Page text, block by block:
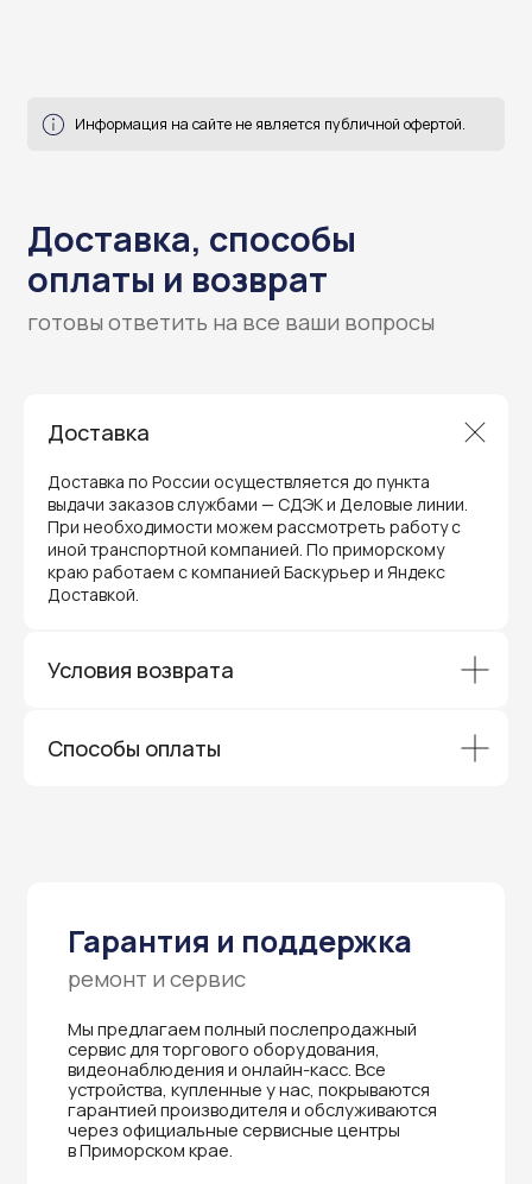
Доставка
Доставка по России осуществляется до пункта
выдачи заказов службами — СДЭК и Деловые линии.
При необходимости можем рассмотреть работу с
иной транспортной компанией. По приморскому
краю работаем с компанией Баскурьер и Яндекс
Доставкой.
Условия возврата
Способы оплаты
Мы предлагаем полный послепродажный
сервис для торгового оборудования,
видеонаблюдения и онлайн-касс. Все
Вам не придется отправлять оборудование
и ждать длительное время — мы обеспечиваем
чтобы ваш бизнес работал без перебоев.
ремонт и сервис